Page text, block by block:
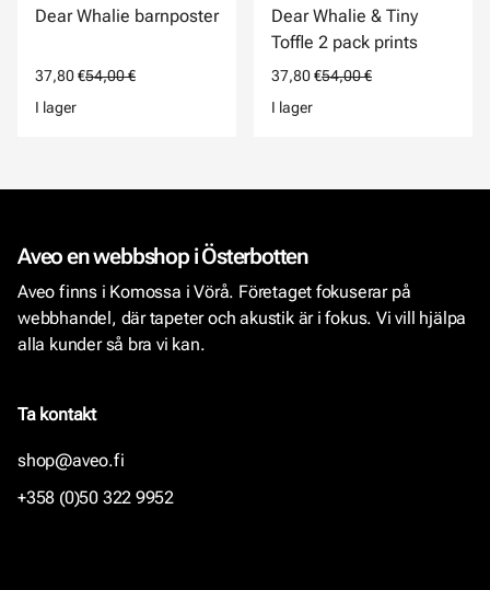
Dear Whalie barnposter
37,80 €54,00 €
I lager
Dear Whalie & Tiny
Toffle 2 pack prints
37,80 €54,00 €
I lager
Aveo en webbshop i Österbotten
Aveo finns i Komossa i Vörå. Företaget fokuserar på
webbhandel, där tapeter och akustik är i fokus. Vi vill hjälpa
alla kunder så bra vi kan.
Ta kontakt
shop@aveo.fi
+358 (0)50 322 9952